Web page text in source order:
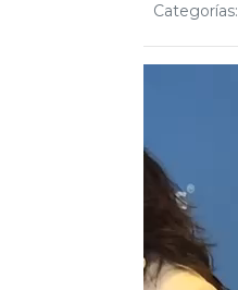
Categorías: